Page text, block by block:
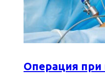
Операция